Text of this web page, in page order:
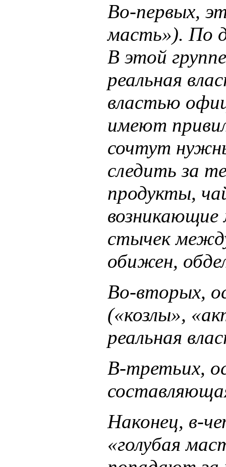
Во-первых,
масть»). По
В этой
реальная
властью
имеют
сочтут
следить за
продукты,
возникающие
стычек
обижен,
Во-вторых,
(«козлы»,
реальная
В-третьих,
Наконец, в-
«голубая